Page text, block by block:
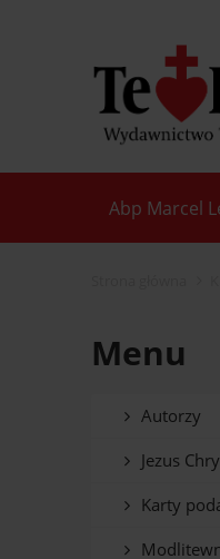
Abp Marcel
Menu
Autorzy
Jezus
Karty